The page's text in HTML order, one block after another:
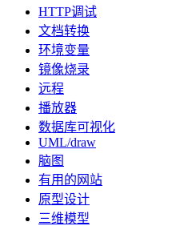
HTTP调试
文档转换
环境变量
镜像烧录
远程
播放器
数据库可视化
UML/draw
脑图
有用的网站
原型设计
三维模型